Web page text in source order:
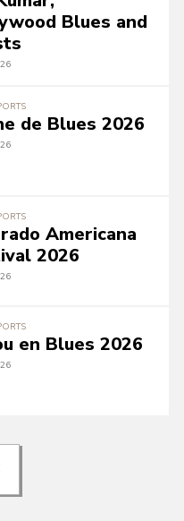
Blues and
de Blues 2026
Americana
2026
en Blues 2026